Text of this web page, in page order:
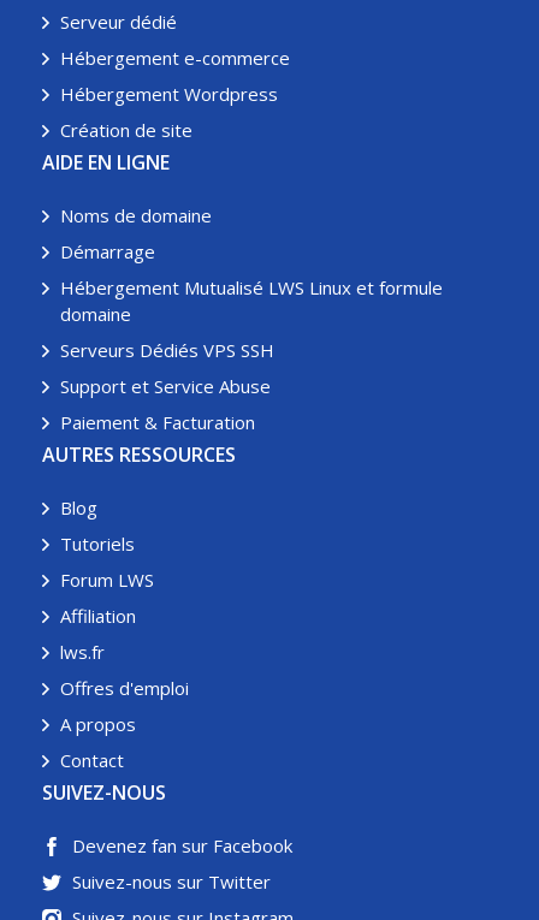
Serveur dédié
Hébergement e-commerce
Hébergement Wordpress
Création de site
AIDE EN LIGNE
Noms de domaine
Démarrage
Hébergement Mutualisé LWS Linux et formule
domaine
Serveurs Dédiés VPS SSH
Support et Service Abuse
Paiement & Facturation
AUTRES RESSOURCES
Blog
Tutoriels
Forum LWS
Affiliation
lws.fr
Offres d'emploi
A propos
Contact
SUIVEZ-NOUS
Devenez fan sur Facebook
Suivez-nous sur Twitter